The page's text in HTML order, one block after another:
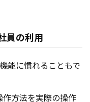
員の利用
能に慣れることもで
方法を実際の操作